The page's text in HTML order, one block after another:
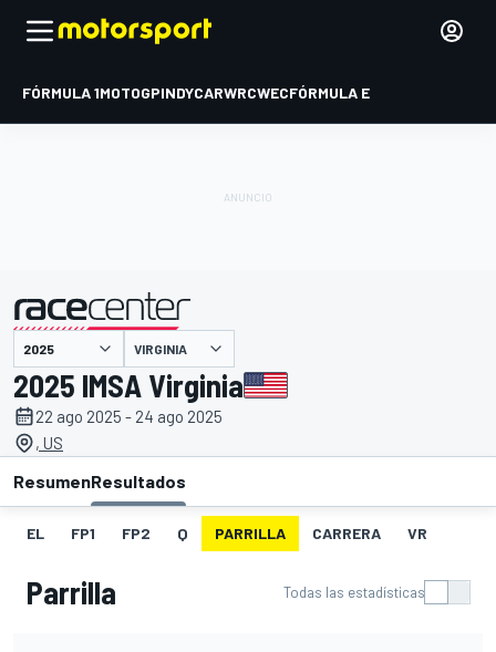
FÓRMULA 1MOTOGPINDYCARWRCWECFÓRMULA E
presentado por VIRGINIA
2025 IMSA Virginia
22 ago 2025 - 24 ago 2025
, US
ResumenResultados
EL FP1 FP2 Q PARRILLA CARRERA VR
Parrilla Todas las estadísticas